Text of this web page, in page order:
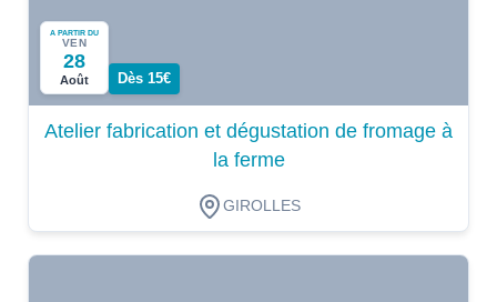
A PARTIR DU
VEN
28
Août Dès 15€
Atelier fabrication et dégustation de fromage à
la ferme
GIROLLES